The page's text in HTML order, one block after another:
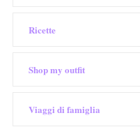
Ricette
Shop my outfit
Viaggi di famiglia